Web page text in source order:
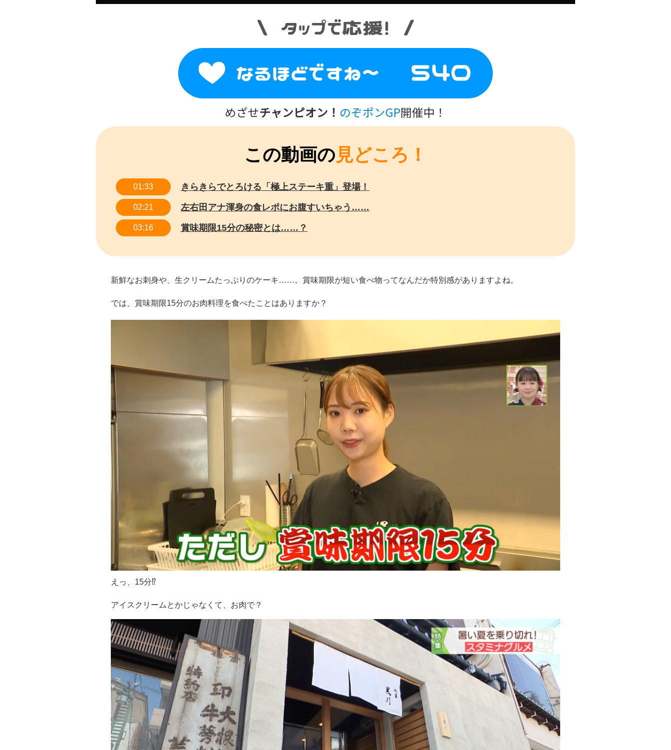
めざせチャンピオン！ のぞポンGP開催中！
この動画の見どころ！
01:33 きらきらでとろける「極上ステーキ重」登場！
02:21 左右田アナ渾身の食レポにお腹すいちゃう……
03:16 賞味期限15分の秘密とは……？
新鮮なお刺身や、生クリームたっぷりのケーキ……。賞味期限が短い食べ物ってなんだか特別感がありますよね。
では、賞味期限15分のお肉料理を食べたことはありますか？
えっ、15分⁉️ ️
アイスクリームとかじゃなくて、お肉で？